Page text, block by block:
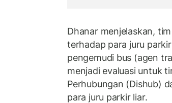
Dhanar menjelaskan,
terhadap para juru
pengemudi bus (agen
menjadi evaluasi untuk
Perhubungan (Dishub)
para juru parkir liar.